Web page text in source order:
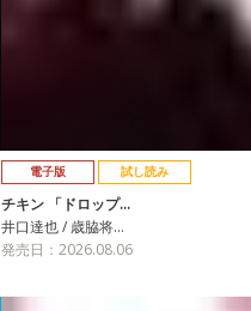
電子版 試し読み
チキン 「ドロップ…
井口達也 / 歳脇将…
発売日：2026.08.06